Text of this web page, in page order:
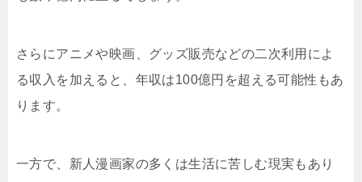
さらにアニメや映画、グッズ販売などの二次利用によ
る収入を加えると、年収は100億円を超える可能性もあ
ります。
一方で、新人漫画家の多くは生活に苦しむ現実もあり